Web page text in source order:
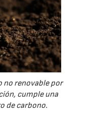
no renovable por
cumple una
de carbono.